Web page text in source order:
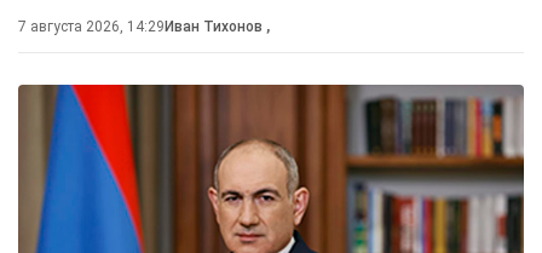
7 августа 2026, 14:29 Иван Тихонов ,